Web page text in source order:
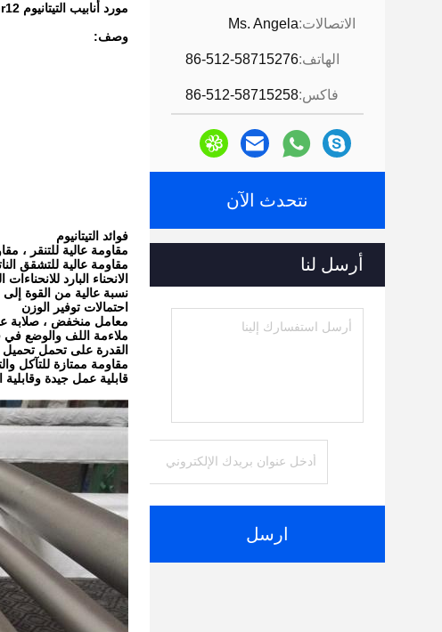
الاتصالات:Ms. Angela
الهاتف:86-512-58715276
فاكس:86-512-58715258
نتحدث الآن
أرسل لنا
ارسل
مورد أنابيب التيتانيوم Gr7 Gr9 Gr12 أنبوب سبائك التيتانيوم غير الملحوم ASTM B338 ASME SB338 ASTM B861
وصف:
فوائد التيتانيوم
مقاومة عالية للتنقر ،
مقاومة عالية للتشقق
الانحناء البارد
نسبة عالية من القوة إلى
احتمالات توفير الوزن
معامل منخفض ، صلابة
ملاءمة اللف والوضع في
القدرة على تحمل تحميل
مقاومة ممتازة للتآكل
قابلية عمل جيدة وقابلية